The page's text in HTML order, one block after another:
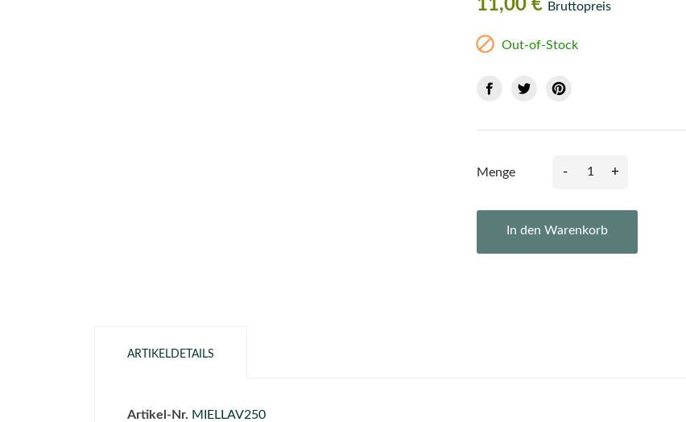
11,00 € Bruttopreis
 Out-of-Stock
Menge - +
In den Warenkorb
ARTIKELDETAILS
Artikel-Nr. MIELLAV250